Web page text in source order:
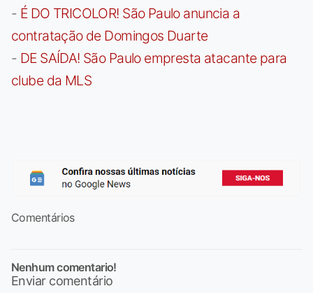
- É DO TRICOLOR! São Paulo anuncia a
contratação de Domingos Duarte
- DE SAÍDA! São Paulo empresta atacante para
clube da MLS
Comentários
Nenhum comentario!
Enviar comentário